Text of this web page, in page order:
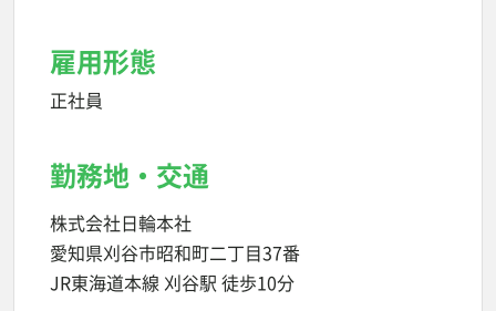
雇用形態
正社員
勤務地・交通
株式会社日輪本社
愛知県刈谷市昭和町二丁目37番
JR東海道本線 刈谷駅 徒歩10分